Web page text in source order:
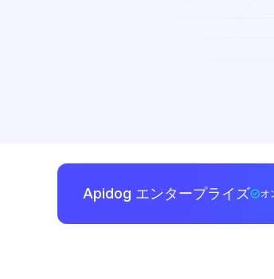
Apidog エンタープライズ オ